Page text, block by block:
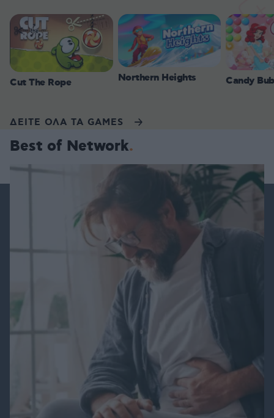
Cut The Rope Northern Heights Candy
ΔΕΙΤΕ ΟΛΑ ΤΑ GAMES
Best of Network